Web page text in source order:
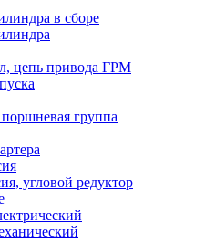
в сборе
цепь привода ГРМ
группа
угловой редуктор